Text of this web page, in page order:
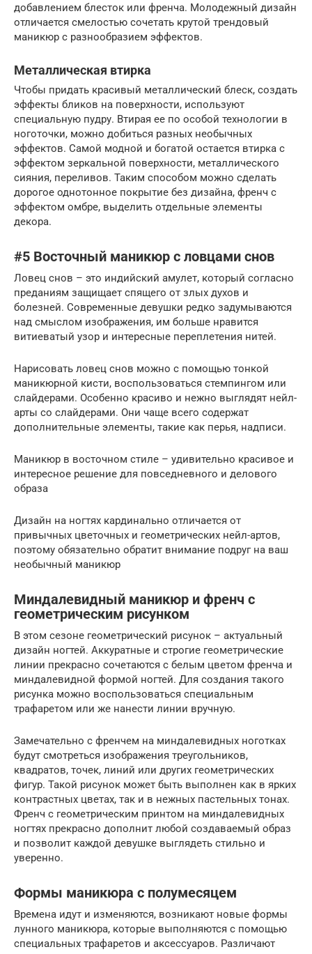
добавлением блесток или френча. Молодежный дизайн
отличается смелостью сочетать крутой трендовый
маникюр с разнообразием эффектов.
Металлическая втирка
Чтобы придать красивый металлический блеск, создать
эффекты бликов на поверхности, используют
специальную пудру. Втирая ее по особой технологии в
ноготочки, можно добиться разных необычных
эффектов. Самой модной и богатой остается втирка с
эффектом зеркальной поверхности, металлического
сияния, переливов. Таким способом можно сделать
дорогое однотонное покрытие без дизайна, френч с
эффектом омбре, выделить отдельные элементы
декора.
#5 Восточный маникюр с ловцами снов
Ловец снов – это индийский амулет, который согласно
преданиям защищает спящего от злых духов и
болезней. Современные девушки редко задумываются
над смыслом изображения, им больше нравится
витиеватый узор и интересные переплетения нитей.
Нарисовать ловец снов можно с помощью тонкой
маникюрной кисти, воспользоваться стемпингом или
слайдерами. Особенно красиво и нежно выглядят нейл-
арты со слайдерами. Они чаще всего содержат
дополнительные элементы, такие как перья, надписи.
Маникюр в восточном стиле – удивительно красивое и
интересное решение для повседневного и делового
образа
Дизайн на ногтях кардинально отличается от
привычных цветочных и геометрических нейл-артов,
поэтому обязательно обратит внимание подруг на ваш
необычный маникюр
Миндалевидный маникюр и френч с
геометрическим рисунком
В этом сезоне геометрический рисунок – актуальный
дизайн ногтей. Аккуратные и строгие геометрические
линии прекрасно сочетаются с белым цветом френча и
миндалевидной формой ногтей. Для создания такого
рисунка можно воспользоваться специальным
трафаретом или же нанести линии вручную.
Замечательно с френчем на миндалевидных ноготках
будут смотреться изображения треугольников,
квадратов, точек, линий или других геометрических
фигур. Такой рисунок может быть выполнен как в ярких
контрастных цветах, так и в нежных пастельных тонах.
Френч с геометрическим принтом на миндалевидных
ногтях прекрасно дополнит любой создаваемый образ
и позволит каждой девушке выглядеть стильно и
уверенно.
Формы маникюра с полумесяцем
Времена идут и изменяются, возникают новые формы
лунного маникюра, которые выполняются с помощью
специальных трафаретов и аксессуаров. Различают